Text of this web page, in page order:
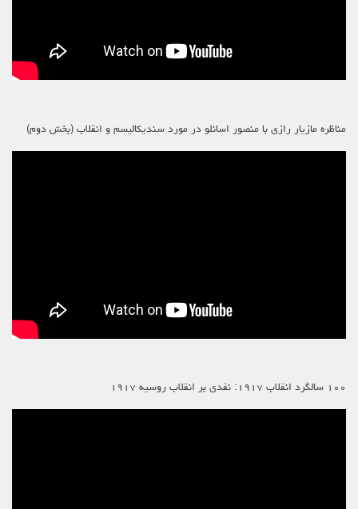
مناظره مازیار رازی با منصور اسانلو در مورد سندیکالیسم و انقلاب (بخش دوم)
۱۰۰ سالگرد انقلاب ۱۹۱۷: نقدی بر انقلاب روسیه ۱۹۱۷